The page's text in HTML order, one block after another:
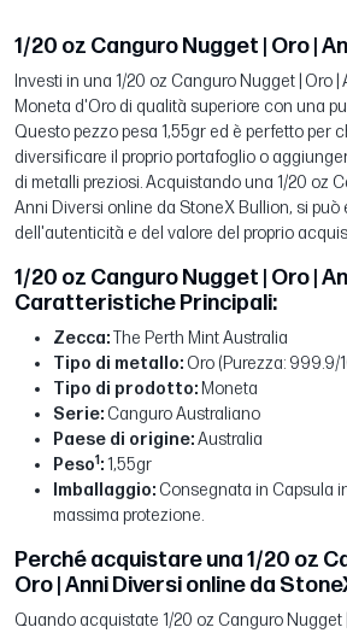
1/20 oz Canguro Nugget | Oro |
Investi in una 1/20 oz Canguro Nugget | Oro |
Moneta d'Oro di qualità superiore con una
Questo pezzo pesa 1,55gr ed è perfetto per
diversificare il proprio portafoglio o
di metalli preziosi. Acquistando una 1/20 oz
Anni Diversi online da StoneX Bullion, si può
dell'autenticità e del valore del proprio
1/20 oz Canguro Nugget | Oro |
Caratteristiche Principali:
Zecca:The Perth Mint Australia
Tipo di metallo: Oro (Purezza: 999.9/
Tipo di prodotto: Moneta
Serie: Canguro Australiano
Paese di origine:Australia
Peso1: 1,55gr
Imballaggio: Consegnata in Capsula
massima protezione.
Perché acquistare una 1/20 oz
Oro | Anni Diversi online da
Quando acquistate 1/20 oz Canguro Nugget